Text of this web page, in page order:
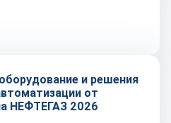
и решения
от
НЕФТЕГАЗ 2026